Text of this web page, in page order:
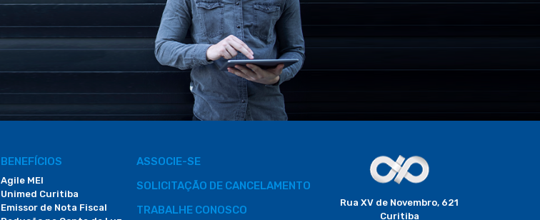
BENEFÍCIOS
Agile MEI
Unimed Curitiba
Emissor de Nota Fiscal
ASSOCIE-SE
SOLICITAÇÃO DE CANCELAMENTO
TRABALHE CONOSCO
Rua XV de Novembro, 621
Curitiba